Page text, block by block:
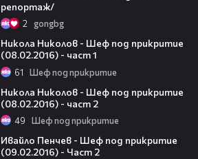
репортаж/
2 gongbg
Никола Николов - Шеф под прикритие
(08.02.2016) - част 1
61 Шеф под прикритие
Никола Николов - Шеф под прикритие
(08.02.2016) - част 2
49 Шеф под прикритие
Ивайло Пенчев - Шеф под прикритие
(09.02.2016) - Част 2